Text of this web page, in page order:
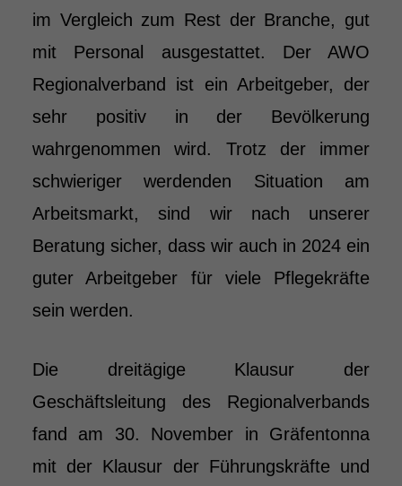
im Vergleich zum Rest der Branche, gut
mit Personal ausgestattet. Der AWO
Regionalverband ist ein Arbeitgeber, der
sehr positiv in der Bevölkerung
wahrgenommen wird. Trotz der immer
schwieriger werdenden Situation am
Arbeitsmarkt, sind wir nach unserer
Beratung sicher, dass wir auch in 2024 ein
guter Arbeitgeber für viele Pflegekräfte
sein werden.
Die dreitägige Klausur der
Geschäftsleitung des Regionalverbands
fand am 30. November in Gräfentonna
mit der Klausur der Führungskräfte und